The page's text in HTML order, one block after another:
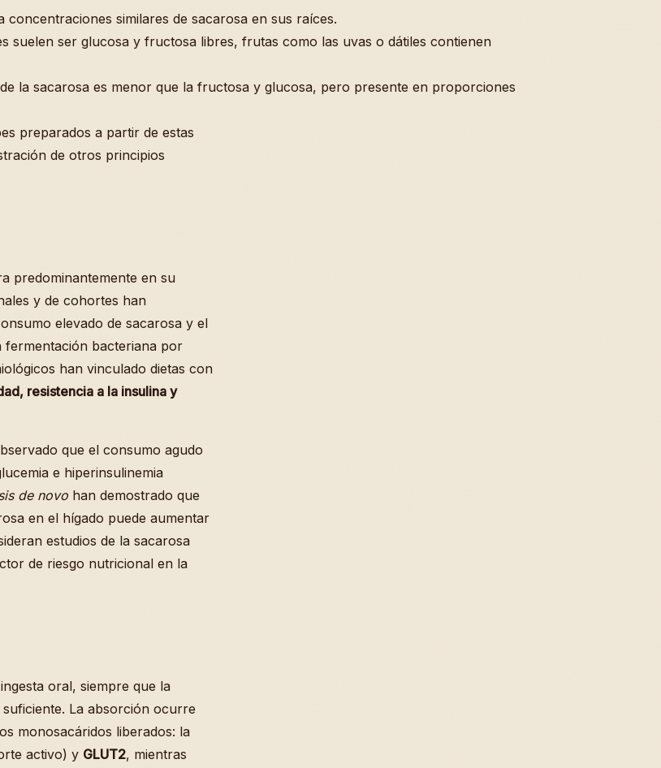
concentraciones similares de sacarosa en sus raíces.
suelen ser glucosa y fructosa libres, frutas como las uvas o dátiles contienen
la sacarosa es menor que la fructosa y glucosa, pero presente en proporciones
preparados a partir de estas
de otros principios
predominantemente en su
y de cohortes han
elevado de sacarosa y el
fermentación bacteriana por
han vinculado dietas con
resistencia a la insulina y
que el consumo agudo
e hiperinsulinemia
de novo han demostrado que
en el hígado puede aumentar
estudios de la sacarosa
de riesgo nutricional en la
oral, siempre que la
suficiente. La absorción ocurre
monosacáridos liberados: la
activo) y GLUT2, mientras